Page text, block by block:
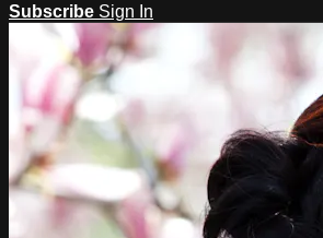
Subscribe Sign In